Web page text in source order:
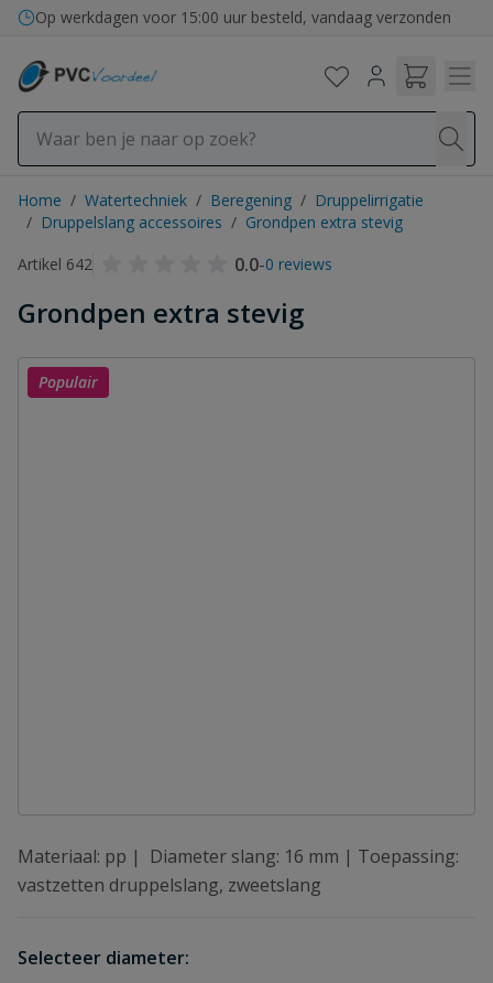
Ga naar de inhoud
Bezorging in binnen- en buitenland
Op werkdagen voor 15:00 uur besteld, vandaag verzonden
Home / Watertechniek / Beregening / Druppelirrigatie
/ Druppelslang accessoires / Grondpen extra stevig
Artikel 642
0.0-0 reviews
Grondpen extra stevig
Populair
Materiaal: pp | Diameter slang: 16 mm | Toepassing:
vastzetten druppelslang, zweetslang
Selecteer diameter: